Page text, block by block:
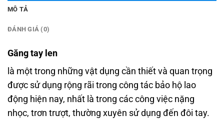
MÔ TẢ
ĐÁNH GIÁ (0)
Găng tay len
là một trong những vật dụng cần thiết và quan trọng
được sử dụng rộng rãi trong công tác bảo hộ lao
động hiện nay, nhất là trong các công việc nặng
nhọc, trơn trượt, thường xuyên sử dụng đến đôi tay.